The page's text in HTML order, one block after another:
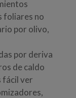
foliares no
por olivo,
por deriva
de caldo
fácil ver